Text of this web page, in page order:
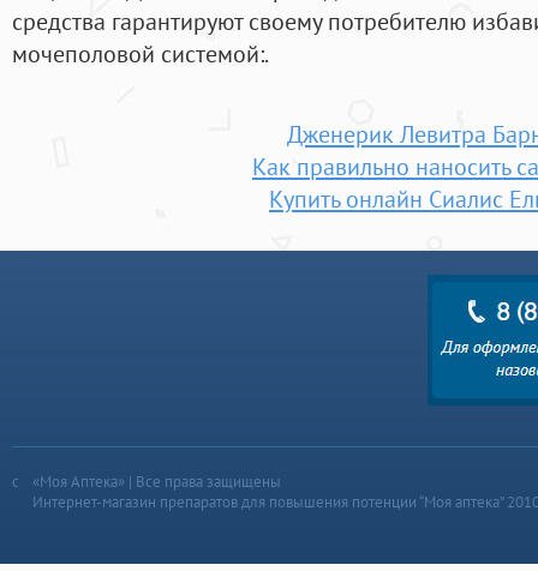
средства гарантируют своему потребителю
мочеполовой системой:.
Дженерик Левитра
Как правильно наносить
Купить онлайн Сиалис
«Моя Аптека» | Все права защищены
Интернет-магазин препаратов для повышения потенции “Моя аптека”